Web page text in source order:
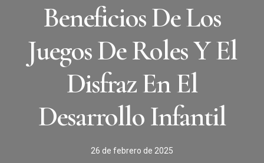
Beneficios De Los
Juegos De Roles Y El
Disfraz En El
Desarrollo Infantil
26 de febrero de 2025